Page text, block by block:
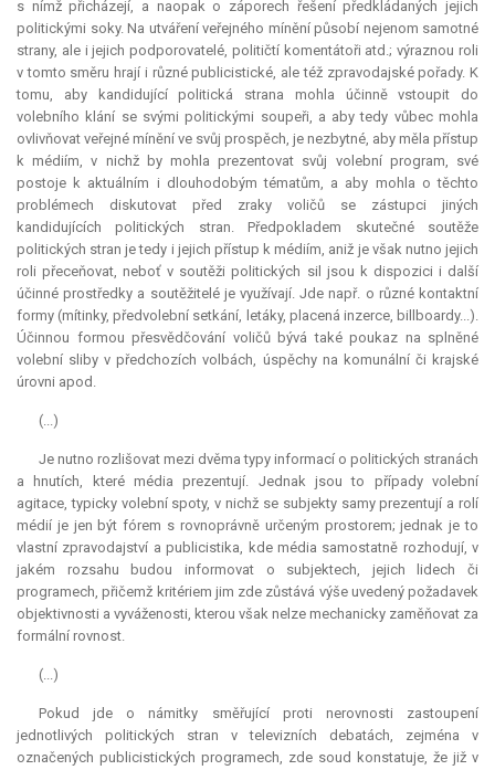
s nímž přicházejí, a naopak o záporech řešení předkládaných jejich
politickými soky. Na utváření veřejného mínění působí nejenom samotné
strany, ale i jejich podporovatelé, političtí komentátoři atd.; výraznou roli
v tomto směru hrají i různé publicistické, ale též zpravodajské pořady. K
tomu, aby kandidující politická strana mohla účinně vstoupit do
volebního klání se svými politickými soupeři, a aby tedy vůbec mohla
ovlivňovat veřejné mínění ve svůj prospěch, je nezbytné, aby měla přístup
k médiím, v nichž by mohla prezentovat svůj volební program, své
postoje k aktuálním i dlouhodobým tématům, a aby mohla o těchto
problémech diskutovat před zraky voličů se zástupci jiných
kandidujících politických stran. Předpokladem skutečné soutěže
politických stran je tedy i jejich přístup k médiím, aniž je však nutno jejich
roli přeceňovat, neboť v soutěži politických sil jsou k dispozici i další
účinné prostředky a soutěžitelé je využívají. Jde např. o různé kontaktní
formy (mítinky, předvolební setkání, letáky, placená inzerce, billboardy...).
Účinnou formou přesvědčování voličů bývá také poukaz na splněné
volební sliby v předchozích volbách, úspěchy na komunální či krajské
úrovni apod.
(...)
Je nutno rozlišovat mezi dvěma typy informací o politických stranách
a hnutích, které média prezentují. Jednak jsou to případy volební
agitace, typicky volební spoty, v nichž se subjekty samy prezentují a rolí
médií je jen být fórem s rovnoprávně určeným prostorem; jednak je to
vlastní zpravodajství a publicistika, kde média samostatně rozhodují, v
jakém rozsahu budou informovat o subjektech, jejich lidech či
programech, přičemž kritériem jim zde zůstává výše uvedený požadavek
objektivnosti a vyváženosti, kterou však nelze mechanicky zaměňovat za
formální rovnost.
(...)
Pokud jde o námitky směřující proti nerovnosti zastoupení
jednotlivých politických stran v televizních debatách, zejména v
označených publicistických programech, zde soud konstatuje, že již v